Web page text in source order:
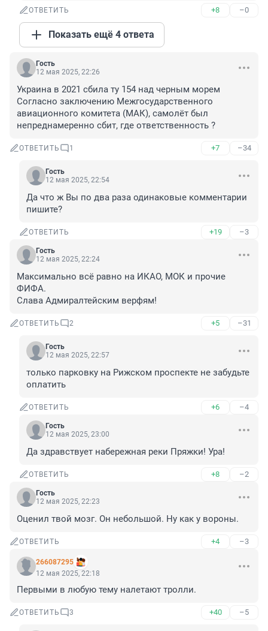
ОТВЕТИТЬ +8 –0
Показать ещё 4 ответа
Гость
12 мая 2025, 22:26
Украина в 2021 сбила ту 154 над черным морем
Согласно заключению Межгосударственного
авиационного комитета (МАК), самолёт был
непреднамеренно сбит, где ответственность ?
ОТВЕТИТЬ 1 +7 –34
Гость
12 мая 2025, 22:54
Да что ж Вы по два раза одинаковые комментарии
пишите?
ОТВЕТИТЬ +19 –3
Гость
12 мая 2025, 22:24
Максимально всё равно на ИКАО, МОК и прочие
ФИФА.
Слава Адмиралтейским верфям!
ОТВЕТИТЬ 2 +5 –31
Гость
12 мая 2025, 22:57
только парковку на Рижском проспекте не забудьте
оплатить
ОТВЕТИТЬ +6 –4
Гость
12 мая 2025, 23:00
Да здравствует набережная реки Пряжки! Ура!
ОТВЕТИТЬ +8 –2
Гость
12 мая 2025, 22:23
Оценил твой мозг. Он небольшой. Ну как у вороны.
ОТВЕТИТЬ +4 –3
266087295
12 мая 2025, 22:18
Первыми в любую тему налетают тролли.
ОТВЕТИТЬ 3 +40 –5